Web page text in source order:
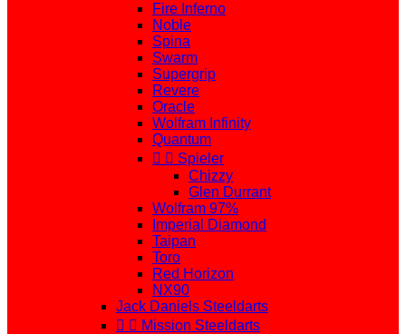
Fire Inferno
Noble
Spina
Swarm
Supergrip
Revere
Oracle
Wolfram Infinity
Quantum
  Spieler
Chizzy
Glen Durrant
Wolfram 97%
Imperial Diamond
Taipan
Toro
Red Horizon
NX90
Jack Daniels Steeldarts
  Mission Steeldarts